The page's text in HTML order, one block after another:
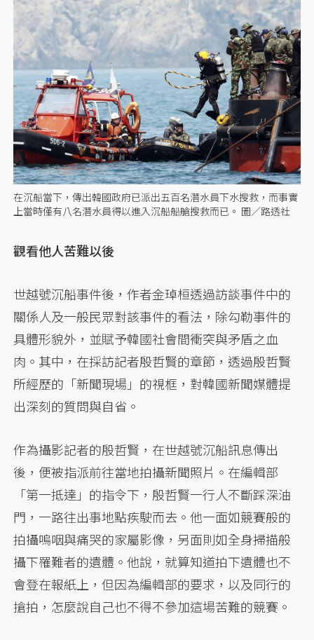
在沉船當下，傳出韓國政府已派出五百名潛水員下水搜救，而事實
上當時僅有八名潛水員得以進入沉船船艙搜救而已。 圖／路透社
觀看他人苦難以後
世越號沉船事件後，作者金琸桓透過訪談事件中的
關係人及一般民眾對該事件的看法，除勾勒事件的
具體形貌外，並賦予韓國社會間衝突與矛盾之血
肉。其中，在採訪記者殷哲賢的章節，透過殷哲賢
所經歷的「新聞現場」的視框，對韓國新聞媒體提
出深刻的質問與自省。
作為攝影記者的殷哲賢，在世越號沉船訊息傳出
後，便被指派前往當地拍攝新聞照片。在編輯部
「第一抵達」的指令下，殷哲賢一行人不斷踩深油
門，一路往出事地點疾駛而去。他一面如競賽般的
拍攝嗚咽與痛哭的家屬影像，另面則如全身掃描般
攝下罹難者的遺體。他說，就算知道拍下遺體也不
會登在報紙上，但因為編輯部的要求，以及同行的
搶拍，怎麼說自己也不得不參加這場苦難的競賽。